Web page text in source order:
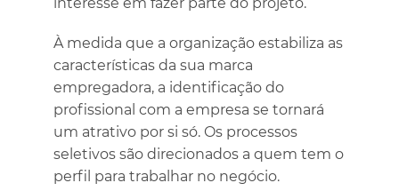
À medida que a organização estabiliza as
características da sua marca
empregadora, a identificação do
profissional com a empresa se tornará
um atrativo por si só. Os processos
seletivos são direcionados a quem tem o
perfil para trabalhar no negócio.